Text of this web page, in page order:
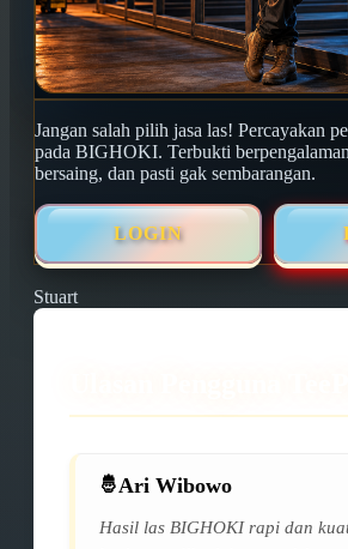
Jangan salah pilih jasa las! Percayakan
pada BIGHOKI. Terbukti
bersaing, dan pasti gak sembarangan.
LOGIN
Stuart
Ari Wibowo
Hasil las BIGHOKI rapi dan